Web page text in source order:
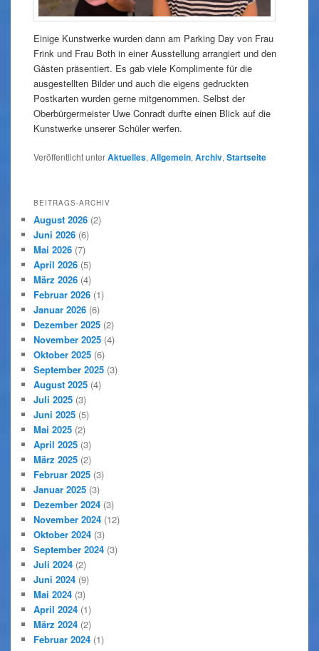
Einige Kunstwerke wurden dann am Parking Day von Frau
Frink und Frau Both in einer Ausstellung arrangiert und den
Gästen präsentiert. Es gab viele Komplimente für die
ausgestellten Bilder und auch die eigens gedruckten
Postkarten wurden gerne mitgenommen. Selbst der
Oberbürgermeister Uwe Conradt durfte einen Blick auf die
Kunstwerke unserer Schüler werfen.
Veröffentlicht unterAktuelles, Allgemein, Archiv, Startseite
BEITRAGS-ARCHIV
August 2026(2)
Juni 2026(6)
Mai 2026(7)
April 2026(5)
März 2026(4)
Februar 2026(1)
Januar 2026(6)
Dezember 2025(2)
November 2025(4)
Oktober 2025(6)
September 2025(3)
August 2025(4)
Juli 2025(3)
Juni 2025(5)
Mai 2025(2)
April 2025(3)
März 2025(2)
Februar 2025(3)
Januar 2025(3)
Dezember 2024(3)
November 2024(12)
Oktober 2024(3)
September 2024(3)
Juli 2024(2)
Juni 2024(9)
Mai 2024(3)
April 2024(1)
März 2024(2)
Februar 2024(1)